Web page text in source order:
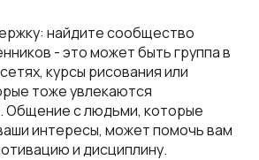
найдите сообщество
- это может быть группа в
курсы рисования или
тоже увлекаются
Общение с людьми, которые
интересы, может помочь вам
и дисциплину.